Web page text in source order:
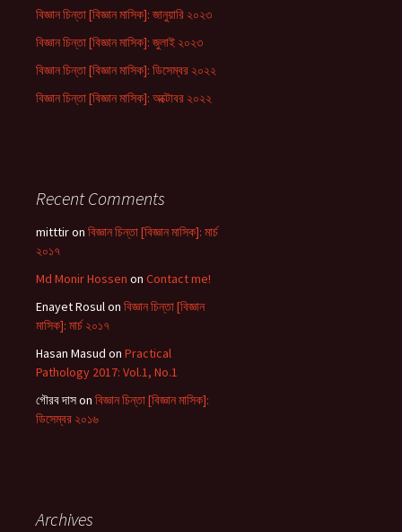
বিজ্ঞান চিন্তা [বিজ্ঞান মাসিক]: জানুয়ারি ২০২৩
বিজ্ঞান চিন্তা [বিজ্ঞান মাসিক]: জুলাই ২০২৩
বিজ্ঞান চিন্তা [বিজ্ঞান মাসিক]: ডিসেম্বর ২০২২
বিজ্ঞান চিন্তা [বিজ্ঞান মাসিক]: অক্টোবর ২০২২
Recent Comments
mitttiron বিজ্ঞান চিন্তা [বিজ্ঞান মাসিক]: মার্চ
২০১৭
Md Monir Hossen on Contact me!
Enayet Rosulon বিজ্ঞান চিন্তা [বিজ্ঞান
মাসিক]: মার্চ ২০১৭
Hasan Masud on Practical
Pathology 2017: Vol.1, No.1
গৌরব দাসon বিজ্ঞান চিন্তা [বিজ্ঞান মাসিক]:
ডিসেম্বর ২০১৬
Archives